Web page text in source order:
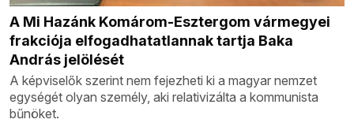
A Mi Hazánk Komárom-Esztergom vármegyei
frakciója elfogadhatatlannak tartja Baka
András jelölését
A képviselők szerint nem fejezheti ki a magyar nemzet
egységét olyan személy, aki relativizálta a kommunista
bűnöket.